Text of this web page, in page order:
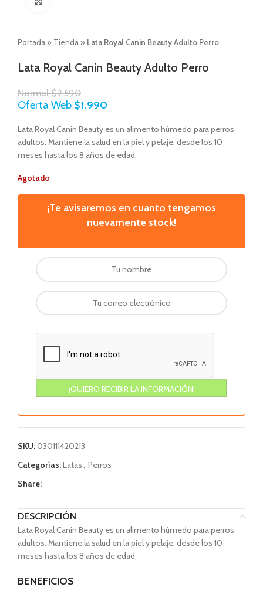
Portada » Tienda » Lata Royal Canin Beauty Adulto Perro
Lata Royal Canin Beauty Adulto Perro
Normal$2.590
Oferta Web $1.990
Lata Royal Canin Beauty es un alimento húmedo para perros
adultos. Mantiene la salud en la piel y pelaje, desde los 10
meses hasta los 8 años de edad.
Agotado
¡Te avisaremos en cuanto tengamos
nuevamente stock!
SKU:030111420213
Categorías:Latas, Perros
Share:
DESCRIPCIÓN
Lata Royal Canin Beauty es un alimento húmedo para perros
adultos. Mantiene la salud en la piel y pelaje, desde los 10
meses hasta los 8 años de edad.
BENEFICIOS